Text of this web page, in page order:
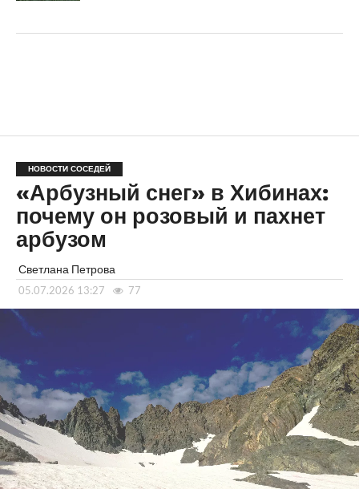
НОВОСТИ СОСЕДЕЙ
«Арбузный снег» в Хибинах:
почему он розовый и пахнет
арбузом
Светлана Петрова
05.07.2026 13:27 77